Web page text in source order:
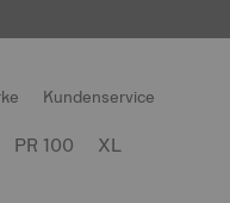
Kundenservice
PR 100 XL